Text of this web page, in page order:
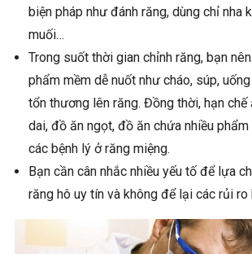
biện pháp như đánh răng, dùng chỉ nha
muối…
Trong suốt thời gian chỉnh răng, bạn
phẩm mềm dễ nuốt như cháo, súp,
tổn thương lên răng. Đồng thời, hạn
dai, đồ ăn ngọt, đồ ăn chứa nhiều
các bệnh lý ở răng miệng.
Bạn cần cân nhắc nhiều yếu tố để lựa
răng hô uy tín và không để lại các rủi ro